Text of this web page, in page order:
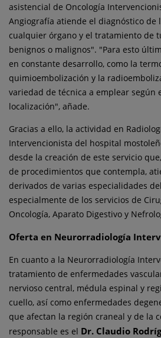
asistencial de Oncología
Angiografía atiende el diagnóstico de
cualquier órgano y el tratamiento de
benignos o malignos". "Para esto
en constante desarrollo, como la
quimioembolización y la
variedad de técnica a emplear según
localización", añade.
Gracias a ello, la actividad en
Intervencionista del hospital
desde la creación de este servicio
de procedimientos que contempla,
derivados de varias especialidades
especialmente de los servicios de
Oncología, Aparato Digestivo y
Oferta en Neurorradiología
En cuanto a la Neurorradiología
tratamiento de enfermedades
nervioso central, médula espinal y
cuello, así como enfermedades
que afectan la región craneal y de la
responsable es el Dr. Claudio